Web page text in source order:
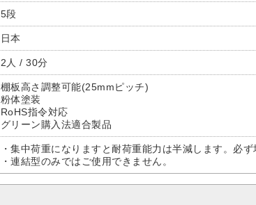
5段
日本
2人 / 30分
棚板高さ調整可能(25mmピッチ)
粉体塗装
RoHS指令対応
グリーン購入法適合製品
・集中荷重になりますと耐荷重能力は半減します。必
・連結型のみではご使用できません。